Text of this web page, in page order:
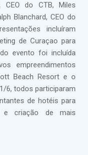
CEO do CTB, Miles
Blanchard, CEO do
incluíram
de Curaçao para
evento foi incluída
empreendimentos
Beach Resort e o
6, todos participaram
de hotéis para
e criação de mais